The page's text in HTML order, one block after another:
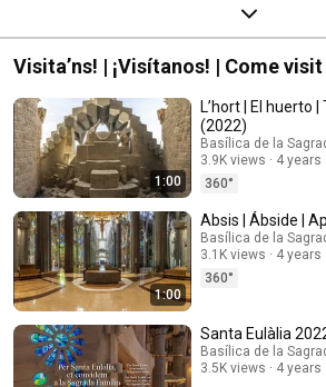
Visita’ns! | ¡Visítanos! | Come visit
1:00
L’hort | El huerto | The garden
(2022)
Basílica de la
3.9K views
4 years
360°
1:00
Absis | Ábside |
Basílica de la
3.1K views
4 years
360°
Santa Eulàlia
Basílica de la
3.5K views
4 years